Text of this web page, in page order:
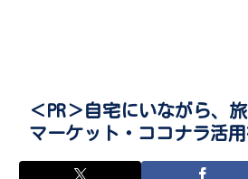
＜PR＞自宅にいながら、
マーケット・ココナラ活